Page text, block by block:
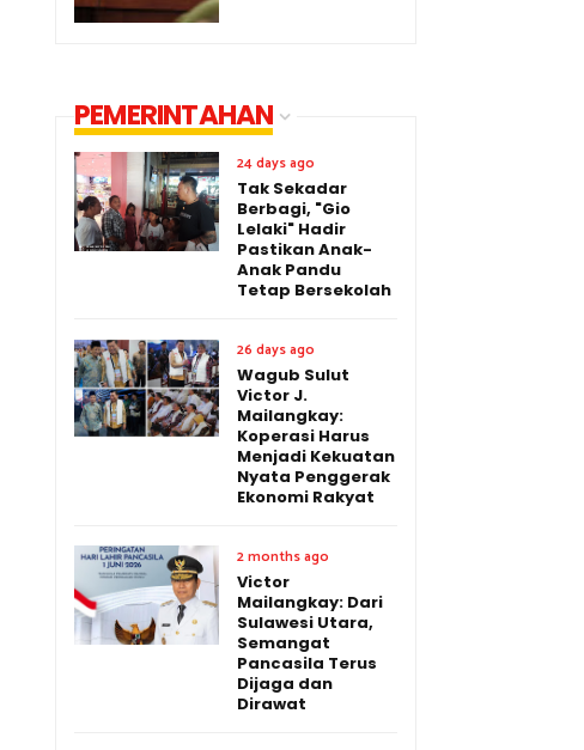
PEMERINTAHAN
24 days ago
Tak Sekadar
Berbagi, "Gio
Lelaki" Hadir
Pastikan Anak-
Anak Pandu
Tetap Bersekolah
26 days ago
Wagub Sulut
Victor J.
Mailangkay:
Koperasi Harus
Menjadi Kekuatan
Nyata Penggerak
Ekonomi Rakyat
2 months ago
Victor
Mailangkay: Dari
Sulawesi Utara,
Semangat
Pancasila Terus
Dijaga dan
Dirawat